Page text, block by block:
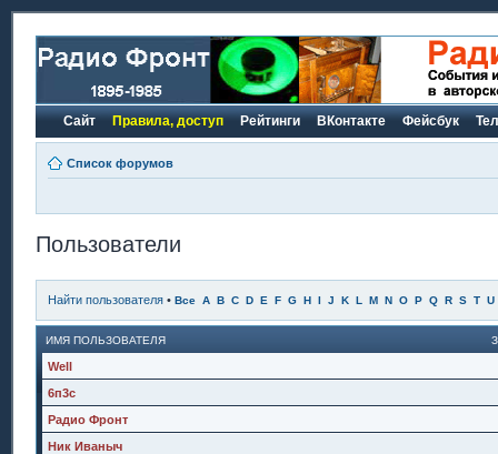
Сайт Правила, доступ Рейтинги ВКонтакте Фейсбук
Список форумов
Пользователи
Найти пользователя • Все A B C D E F G H I J K L M N O P Q R S T U
ИМЯ ПОЛЬЗОВАТЕЛЯ
Well
6п3с
Радио Фронт
Ник Иваныч